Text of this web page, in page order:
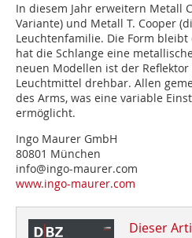
In diesem Jahr erweitern Metall
Variante) und Metall T. Cooper
Leuchtenfamilie. Die Form
hat die Schlange eine
neuen Modellen ist der Reflektor
Leuchtmittel drehbar. Allen
des Arms, was eine variable
ermöglicht.
Ingo Maurer GmbH
80801 München
info@ingo-maurer.com
www.ingo-maurer.com
Dieser